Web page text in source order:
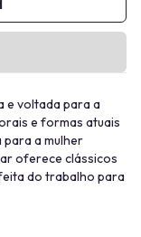
e voltada para a
e formas atuais
a mulher
oferece clássicos
do trabalho para